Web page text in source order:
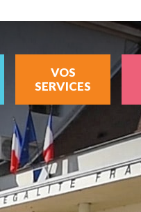
VOS
SERVICES